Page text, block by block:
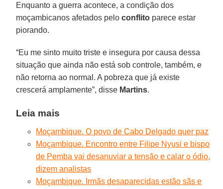
Enquanto a guerra acontece, a condição dos
moçambicanos afetados peloconflito parece estar
piorando.
“Eu me sinto muito triste e insegura por causa dessa
situação que ainda não está sob controle, também, e
não retorna ao normal. A pobreza que já existe
crescerá amplamente”, disse Martins.
Leia mais
Moçambique. O povo de Cabo Delgado quer paz
Moçambique. Encontro entre Filipe Nyusi e bispo
de Pemba vai desanuviar a tensão e calar o ódio,
dizem analistas
Moçambique. Irmãs desaparecidas estão sãs e